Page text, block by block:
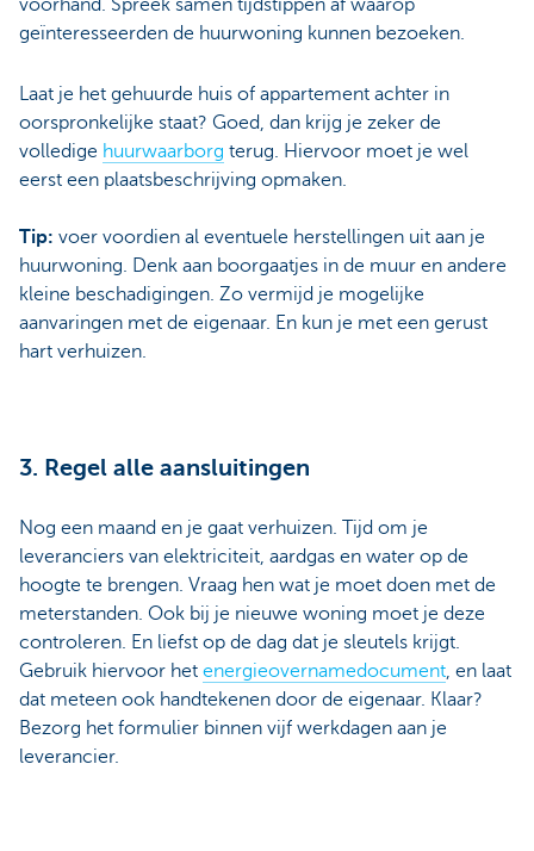
voorhand. Spreek samen tijdstippen af waarop
geïnteresseerden de huurwoning kunnen bezoeken.
Laat je het gehuurde huis of appartement achter in
oorspronkelijke staat? Goed, dan krijg je zeker de
volledige huurwaarborg terug. Hiervoor moet je wel
eerst een plaatsbeschrijving opmaken.
Tip: voer voordien al eventuele herstellingen uit aan je
huurwoning. Denk aan boorgaatjes in de muur en andere
kleine beschadigingen. Zo vermijd je mogelijke
aanvaringen met de eigenaar. En kun je met een gerust
hart verhuizen.
3. Regel alle aansluitingen
Nog een maand en je gaat verhuizen. Tijd om je
leveranciers van elektriciteit, aardgas en water op de
hoogte te brengen. Vraag hen wat je moet doen met de
meterstanden. Ook bij je nieuwe woning moet je deze
controleren. En liefst op de dag dat je sleutels krijgt.
Gebruik hiervoor het energieovernamedocument , en laat
dat meteen ook handtekenen door de eigenaar. Klaar?
Bezorg het formulier binnen vijf werkdagen aan je
leverancier.